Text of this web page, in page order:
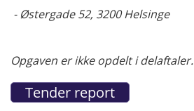
- Østergade 52, 3200 Helsinge
Opgaven er ikke opdelt i delaftaler.